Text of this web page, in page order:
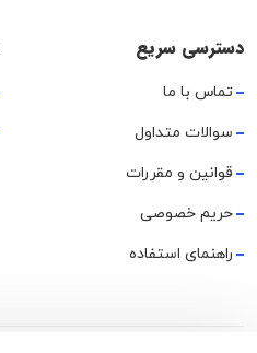
دسترسی سریع
تماس با ما
سوالات متداول
قوانین و مقررات
حریم خصوصی
راهنمای استفاده